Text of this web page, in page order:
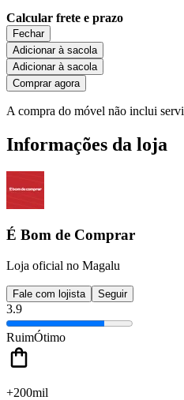
Calcular frete e prazo
Fechar
Adicionar à sacola
Adicionar à sacola
Comprar agora
A compra do móvel não inclui
Informações da loja
É Bom de Comprar
Loja oficial no Magalu
Fale com lojista Seguir
3.9
RuimÓtimo
+200mil